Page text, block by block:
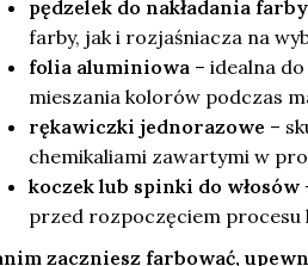
pędzelek do nakładania farby
farby, jak i rozjaśniacza na
folia aluminiowa – idealna
mieszania kolorów podczas
rękawiczki jednorazowe –
chemikaliami zawartymi w
koczek lub spinki do włosów
przed rozpoczęciem procesu
zaczniesz farbować,